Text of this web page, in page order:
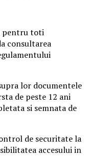
pentru toti
consultarea
lor documentele
de peste 12 ani
si semnata de
de securitate la
accesului in